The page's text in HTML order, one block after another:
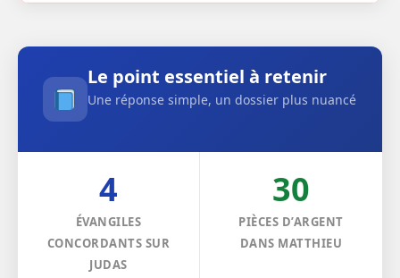
Le point essentiel à retenir
Une réponse simple, un dossier plus nuancé
4
ÉVANGILES
CONCORDANTS SUR
JUDAS
30
PIÈCES D’ARGENT
DANS MATTHIEU